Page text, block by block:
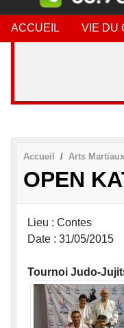
ACCUEIL VIE DU
Accueil Arts Martiaux
OPEN
Lieu : Contes
Date : 31/05/2015
Tournoi Judo-